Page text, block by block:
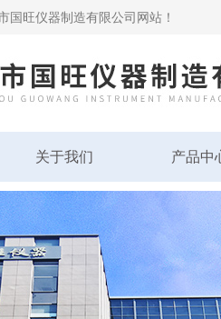
国旺仪器制造有限公司网站！
关于我们 产品中